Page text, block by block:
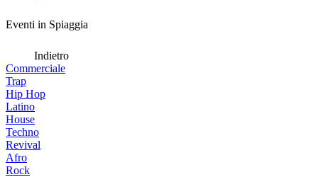
Eventi in Spiaggia
Indietro
Commerciale
Trap
Hip Hop
Latino
House
Techno
Revival
Afro
Rock